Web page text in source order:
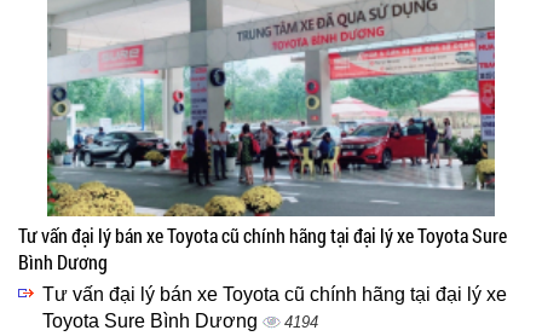
Tư vấn đại lý bán xe Toyota cũ chính hãng tại đại lý xe Toyota Sure
Bình Dương
Tư vấn đại lý bán xe Toyota cũ chính hãng tại đại lý xe
Toyota Sure Bình Dương
4194